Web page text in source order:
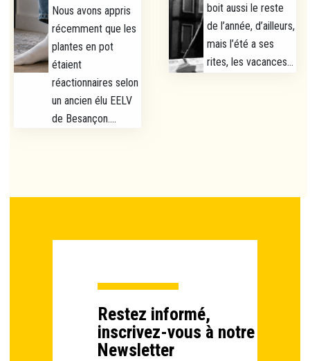
Nous avons appris
récemment que les
plantes en pot
étaient
réactionnaires selon
un ancien élu EELV
de Besançon....
boit aussi le reste
de l’année, d’ailleurs,
mais l’été a ses
rites, les vacances...
Restez informé,
inscrivez-vous à notre
Newsletter